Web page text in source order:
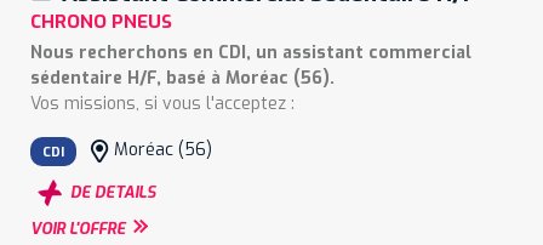
gestion de leur stock
Coordonner et animer le processus d'inventaires des
agences
Etablir les rapports d'inventaire, mise en place et
suivi des plans d'actions en collaboration avec les
chefs de secteur
Participer à la mise en place d'un contrôle interne
Groupe
Participer aux travaux d’harmonisation des achats
CHRONO PNEUS
Nous recherchons en CDI, un assistant commercial
sédentaire H/F, basé à Moréac (56).
Vos missions, si vous l'acceptez :
téléphone,
• Prendre en compte son besoin,
• Proposer les produits et services adaptés,
• Etre convaincant dans l’argumentation,
CDI Moréac (56)
DE DETAILS
VOIR L'OFFRE